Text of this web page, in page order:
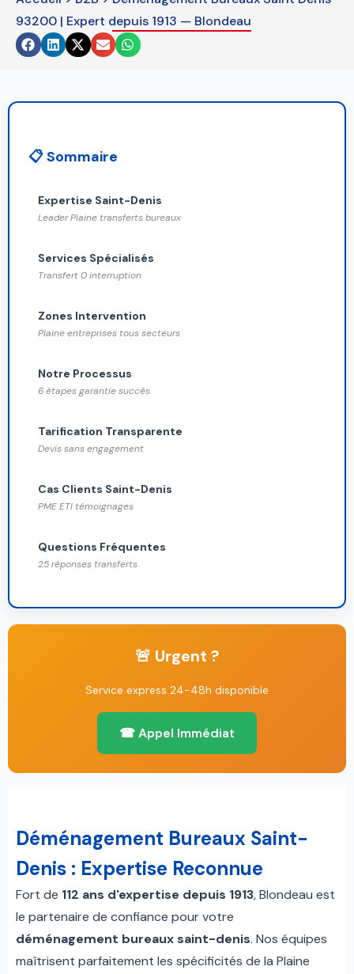
be
left
blank
93200 | Expert depuis 1913 — Blondeau
📋 Sommaire
Expertise Saint-Denis
Leader Plaine transferts bureaux
Services Spécialisés
Transfert 0 interruption
Zones Intervention
Plaine entreprises tous secteurs
Notre Processus
6 étapes garantie succès
Tarification Transparente
Devis sans engagement
Cas Clients Saint-Denis
PME ETI témoignages
Questions Fréquentes
25 réponses transferts
🚨 Urgent ?
Service express 24-48h disponible
☎ Appel Immédiat
Déménagement Bureaux Saint-
Denis : Expertise Reconnue
Fort de 112 ans d'expertise depuis 1913, Blondeau est
le partenaire de confiance pour votre
déménagement bureaux saint-denis. Nos équipes
maîtrisent parfaitement les spécificités de la Plaine